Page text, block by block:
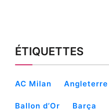
ÉTIQUETTES
AC Milan Angleterre
Ballon d’Or Barça